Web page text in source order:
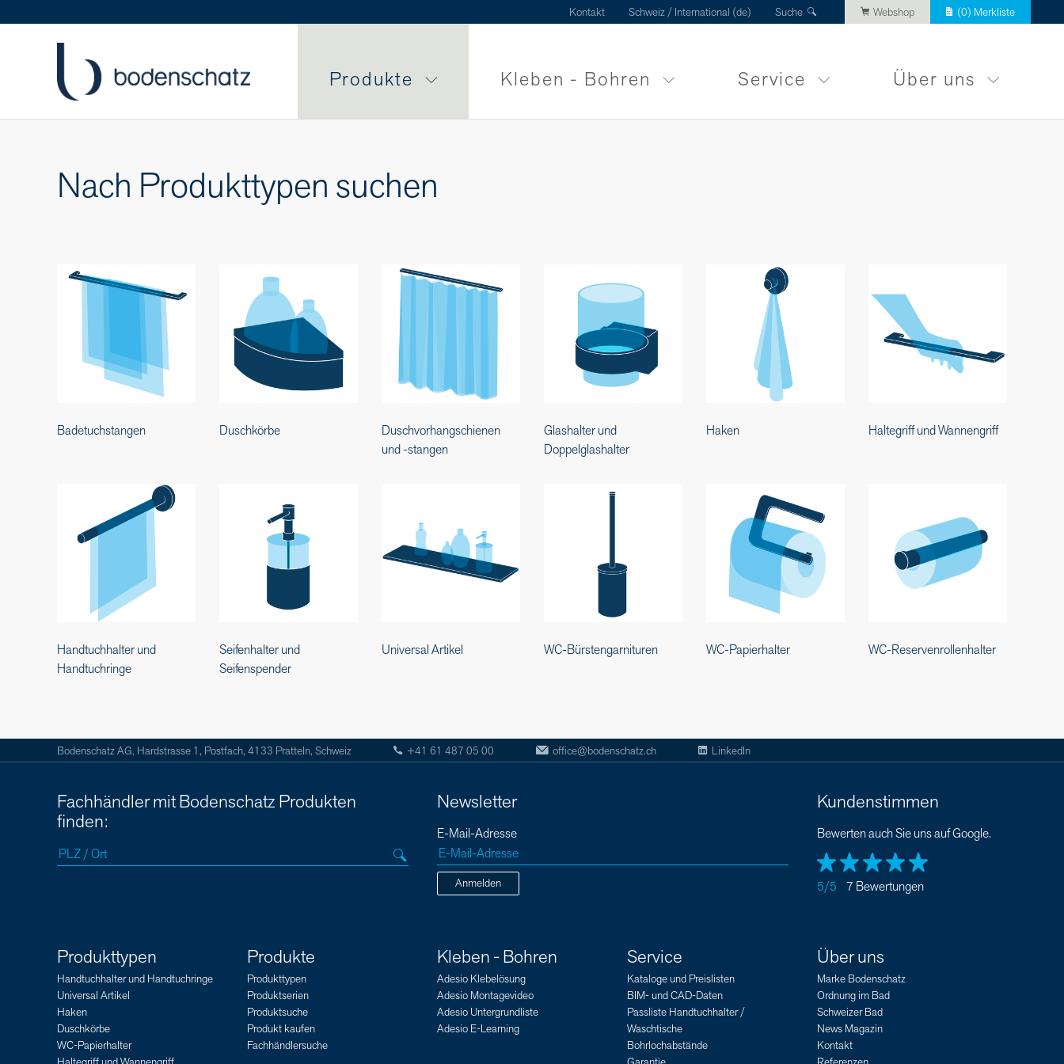
Kontakt Schweiz / International (de) Suche Webshop (0) Merkliste
Produkte Kleben - Bohren Service Über uns
Nach Produkttypen suchen
Badetuchstangen Duschkörbe
Duschvorhangschienen
und -stangen
Glashalter und
Doppelglashalter
Haken Haltegriff und Wannengriff
Handtuchhalter und
Handtuchringe
Seifenhalter und
Seifenspender
Universal Artikel WC-Bürstengarnituren WC-Papierhalter WC-Reservenrollenhalter
Bodenschatz AG, Hardstrasse 1, Postfach, 4133 Pratteln, Schweiz +41 61 487 05 00 office@bodenschatz.ch LinkedIn
Fachhändler mit Bodenschatz Produkten
finden:
Newsletter
E-Mail-Adresse
Anmelden
Kundenstimmen
Bewerten auch Sie uns auf Google.
5/5 7 Bewertungen
Produkttypen
Handtuchhalter und Handtuchringe
Universal Artikel
Haken
Duschkörbe
WC-Papierhalter
Produkte
Produkttypen
Produktserien
Produktsuche
Produkt kaufen
Fachhändlersuche
Kleben - Bohren
Adesio Klebelösung
Adesio Montagevideo
Adesio Untergrundliste
Adesio E-Learning
Service
Kataloge und Preislisten
BIM- und CAD-Daten
Passliste Handtuchhalter /
Waschtische
Bohrlochabstände
Über uns
Marke Bodenschatz
Ordnung im Bad
Schweizer Bad
News Magazin
Kontakt